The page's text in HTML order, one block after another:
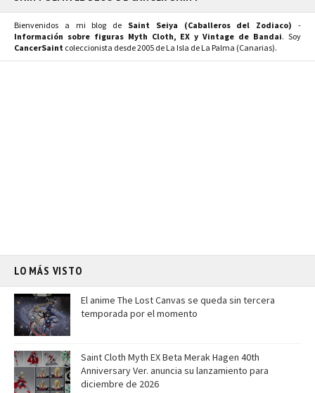
Bienvenidos a mi blog de Saint Seiya (Caballeros del Zodiaco) -
Información sobre figuras Myth Cloth, EX y Vintage de Bandai. Soy
CancerSaint coleccionista desde 2005 de La Isla de La Palma (Canarias).
LO MÁS VISTO
El anime The Lost Canvas se queda sin tercera
temporada por el momento
Saint Cloth Myth EX Beta Merak Hagen 40th
Anniversary Ver. anuncia su lanzamiento para
diciembre de 2026